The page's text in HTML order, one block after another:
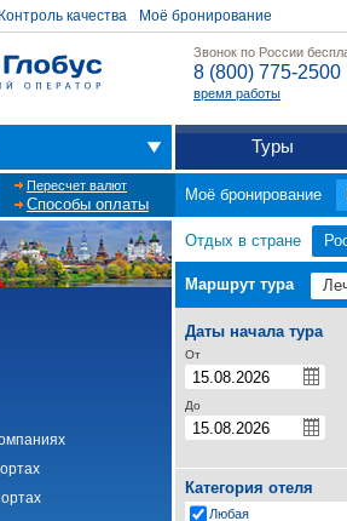
Контроль качества Моё бронирование
Звонок по России
8 (800) 775-2500
время работы
Туры
Пересчет валют
Способы оплаты
Моё бронирование
Отдых в стране
Маршрут тура
Даты начала тура
От
До
Категория отеля
Любая